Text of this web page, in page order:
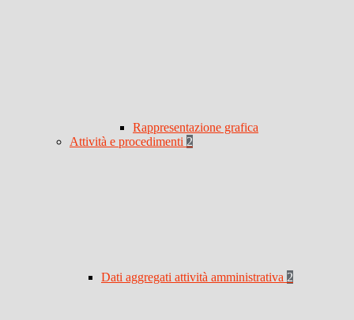
Rappresentazione grafica
Attività e procedimenti 2
Dati aggregati attività amministrativa 2